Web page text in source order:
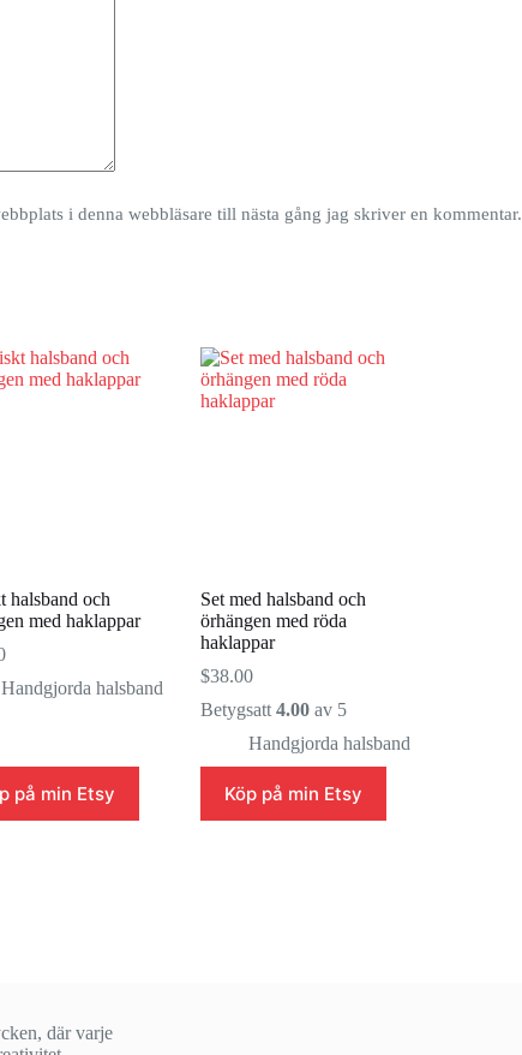
i denna webbläsare till nästa gång jag skriver en kommentar.
halsband och
med haklappar
Handgjorda halsband
på min Etsy
Set med halsband och
örhängen med röda
haklappar
$38.00
Betygsatt4.00 av 5
Handgjorda halsband
Köp på min Etsy
där varje